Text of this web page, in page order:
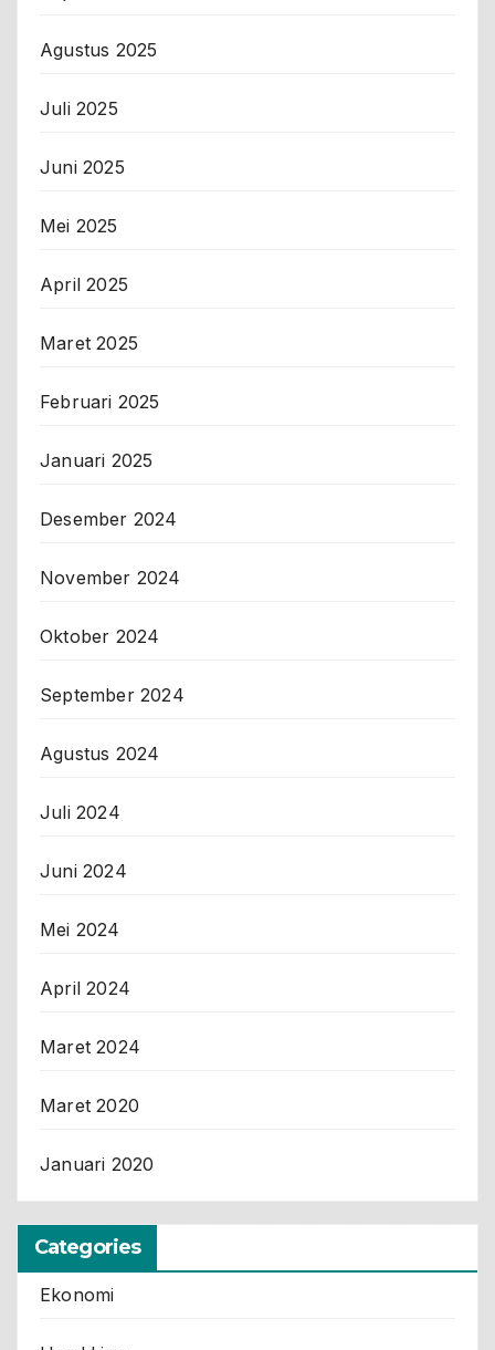
Agustus 2025
Juli 2025
Juni 2025
Mei 2025
April 2025
Maret 2025
Februari 2025
Januari 2025
Desember 2024
November 2024
Oktober 2024
September 2024
Agustus 2024
Juli 2024
Juni 2024
Mei 2024
April 2024
Maret 2024
Maret 2020
Januari 2020
Categories
Ekonomi